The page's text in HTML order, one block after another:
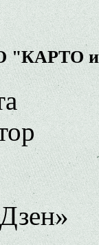
"КАРТО